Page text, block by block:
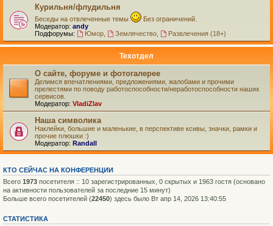
Курильня/флудильня
Беседы на отвлеченные темы
Без ограничений.
Модератор: andy
Подфорумы:
Юмор, Землячество, Развлечения (18+)
Техотдел
О сайте, форуме и фотогалерее
Делимся впечатлениями, предложениями, жалобами и прочими
прелестями по поводу работоспособности/неработоспособности наших
сервисов.
Модератор: VladiZlav
Наша символика
Наклейки, большие и маленькие, в перспективе ксивы, значки, рамки и
прочие плюшки :)
Модератор: Randall
КТО СЕЙЧАС НА КОНФЕРЕНЦИИ
Всего 1973 посетителя :: 10 зарегистрированных, 0 скрытых и 1963 гостя (основано
на активности пользователей за последние 15 минут)
Больше всего посетителей (22450) здесь было Вт апр 14, 2026 13:40:55
СТАТИСТИКА